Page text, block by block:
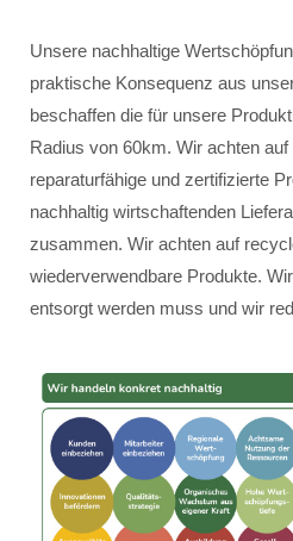
Unsere nachhaltige
praktische Konsequenz aus
beschaffen die für unsere
Radius von 60km. Wir achten
reparaturfähige und zertifizierte
nachhaltig wirtschaftenden
zusammen. Wir achten auf
wiederverwendbare Produkte.
entsorgt werden muss und wir